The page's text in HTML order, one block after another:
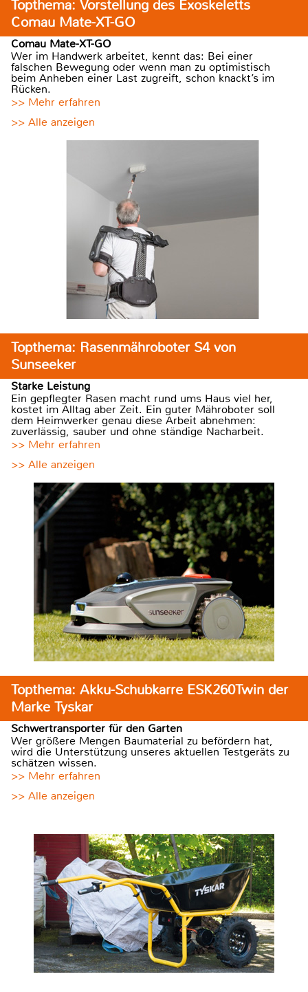
Topthema: Vorstellung des Exoskeletts
Comau Mate-XT-GO
Comau Mate-XT-GO
Wer im Handwerk arbeitet, kennt das: Bei einer
falschen Bewegung oder wenn man zu optimistisch
beim Anheben einer Last zugreift, schon knackt’s im
Rücken.
>> Mehr erfahren
>> Alle anzeigen
Topthema: Rasenmähroboter S4 von
Sunseeker
Starke Leistung
Ein gepflegter Rasen macht rund ums Haus viel her,
kostet im Alltag aber Zeit. Ein guter Mähroboter soll
dem Heimwerker genau diese Arbeit abnehmen:
zuverlässig, sauber und ohne ständige Nacharbeit.
>> Mehr erfahren
>> Alle anzeigen
Topthema: Akku-Schubkarre ESK260Twin der
Marke Tyskar
Schwertransporter für den Garten
Wer größere Mengen Baumaterial zu befördern hat,
wird die Unterstützung unseres aktuellen Testgeräts zu
schätzen wissen.
>> Mehr erfahren
>> Alle anzeigen